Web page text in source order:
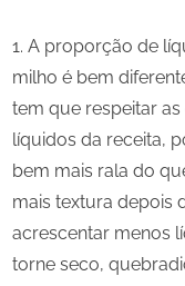
A proporção de
milho é bem
tem que respeitar
líquidos da receita,
bem mais rala do
mais textura depois
acrescentar menos
torne seco,